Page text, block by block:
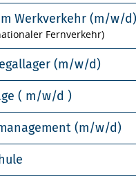
Werkverkehr (m/w/d)
Fernverkehr)
(m/w/d)
( m/w/d )
(m/w/d)